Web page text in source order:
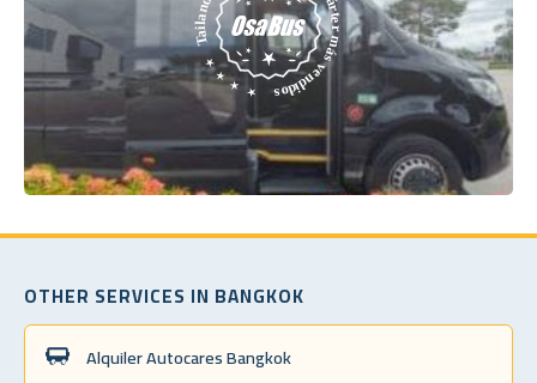
OTHER SERVICES IN BANGKOK
Alquiler Autocares Bangkok